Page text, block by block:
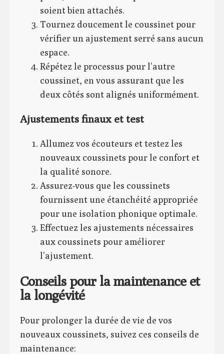
soient bien attachés.
Tournez doucement le coussinet pour
vérifier un ajustement serré sans aucun
espace.
Répétez le processus pour l’autre
coussinet, en vous assurant que les
deux côtés sont alignés uniformément.
Ajustements finaux et test
Allumez vos écouteurs et testez les
nouveaux coussinets pour le confort et
la qualité sonore.
Assurez-vous que les coussinets
fournissent une étanchéité appropriée
pour une isolation phonique optimale.
Effectuez les ajustements nécessaires
aux coussinets pour améliorer
l’ajustement.
Conseils pour la maintenance et
la longévité
Pour prolonger la durée de vie de vos
nouveaux coussinets, suivez ces conseils de
maintenance: